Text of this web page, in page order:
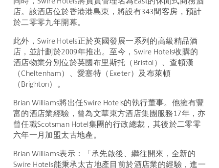
店。該酒店位於香港港島東，將設有343間客房，預計
於二零零九年開幕。
此外，Swire Hotels正於英國發展一系列的高級精品酒
店，並計劃於2009年推出。至今，Swire Hotels收購的
酒店物業分別位於英國布里斯托（Bristol）、查頓漢
（Cheltenham）、愛塞特（Exeter）及布萊頓
（Brighton）。
Brian Williams將出任Swire Hotels的執行董事。他擁有豐
富的酒店業經驗，曾為文華東方酒店集團服務17年，亦
曾任職Scotsman Hotel集團的行政總裁，其後於二零零
六年一月加盟太古地產。
Brian Williams表示：「承先啟後、繼往開來，全新的
Swire Hotels能秉承太古地產目前於酒店業的經驗，進一